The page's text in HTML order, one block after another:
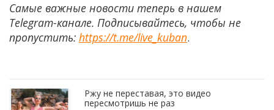
Самые важные новости теперь в нашем
Telegram-канале. Подписывайтесь, чтобы не
пропустить: https://t.me/live_kuban.
Ржу не переставая, это видео
пересмотришь не раз